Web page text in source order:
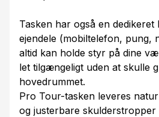
Tasken har også en dedikeret
ejendele (mobiltelefon, pung,
altid kan holde styr på dine
let tilgængeligt uden at skulle
hovedrummet.
Pro Tour-tasken leveres
og justerbare skulderstropper